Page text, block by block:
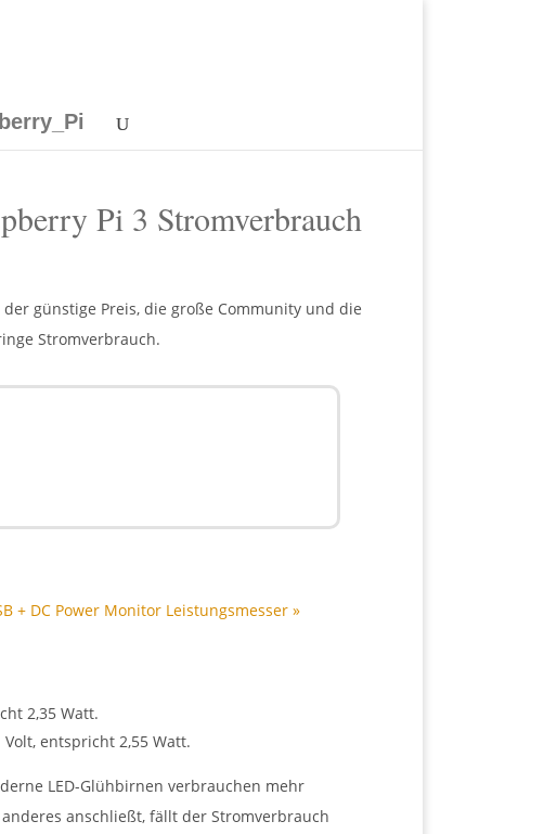
Pi 3 Stromverbrauch
günstige Preis, die große Community und die
Stromverbrauch.
+ DC Power Monitor Leistungsmesser »
2,35 Watt.
entspricht 2,55 Watt.
LED-Glühbirnen verbrauchen mehr
anschließt, fällt der Stromverbrauch